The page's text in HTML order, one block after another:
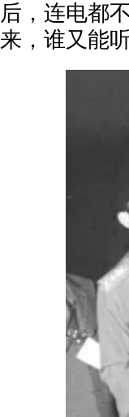
后，连电都
来，谁又能